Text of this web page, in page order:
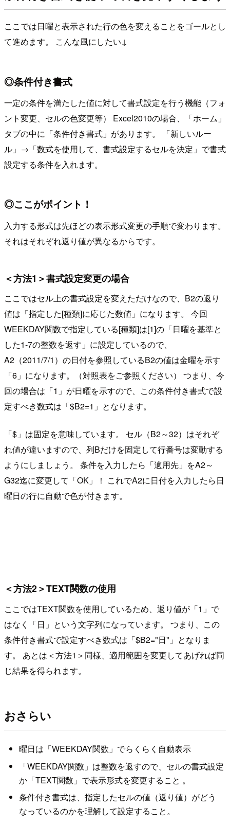
ここでは日曜と表示された行の色を変えることをゴールとし
て進めます。 こんな風にしたい↓
◎条件付き書式
一定の条件を満たした値に対して書式設定を行う機能（フォ
ント変更、セルの色変更等） Excel2010の場合、「ホーム」
タブの中に「条件付き書式」があります。 「新しいルー
ル」→「数式を使用して、書式設定するセルを決定」で書式
設定する条件を入れます。
◎ここがポイント！
入力する形式は先ほどの表示形式変更の手順で変わります。
それはそれぞれ返り値が異なるからです。
＜方法1＞書式設定変更の場合
ここではセル上の書式設定を変えただけなので、B2の返り
値は「指定した[種類]に応じた数値」になります。 今回
WEEKDAY関数で指定している[種類]は[1]の「日曜を基準と
した1-7の整数を返す」に設定しているので、
A2（2011/7/1）の日付を参照しているB2の値は金曜を示す
「6」になります。（対照表をご参照ください） つまり、今
回の場合は「1」が日曜を示すので、この条件付き書式で設
定すべき数式は「$B2=1」となります。
「$」は固定を意味しています。 セル（B2～32）はそれぞ
れ値が違いますので、列Bだけを固定して行番号は変動する
ようにしましょう。 条件を入力したら「適用先」をA2～
G32迄に変更して「OK」！ これでA2に日付を入力したら日
曜日の行に自動で色が付きます。
＜方法2＞TEXT関数の使用
ここではTEXT関数を使用しているため、返り値が「1」で
はなく「日」という文字列になっています。 つまり、この
条件付き書式で設定すべき数式は「$B2="日"」となりま
す。 あとは＜方法1＞同様、適用範囲を変更してあげれば同
じ結果を得られます。
おさらい
曜日は「WEEKDAY関数」でらくらく自動表示
「WEEKDAY関数」は整数を返すので、セルの書式設定
か「TEXT関数」で表示形式を変更すること 。
条件付き書式は、指定したセルの値（返り値）がどう
なっているのかを理解して設定すること。